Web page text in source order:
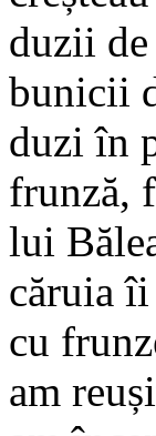
duzii de
bunicii
duzi în
frunză,
lui
căruia
cu
am